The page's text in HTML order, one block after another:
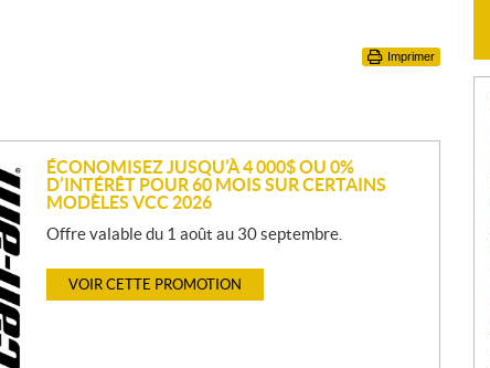
Imprimer
ÉCONOMISEZ JUSQU’À 4 000$ OU 0%
D’INTÉRÊT POUR 60 MOIS SUR CERTAINS
MODÈLES VCC 2026
Offre valable du 1 août au 30 septembre.
VOIR CETTE PROMOTION